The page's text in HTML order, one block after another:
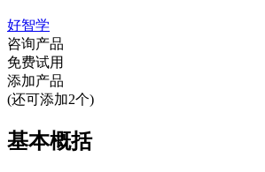
好智学
咨询产品
免费试用
添加产品
(还可添加2个)
基本概括